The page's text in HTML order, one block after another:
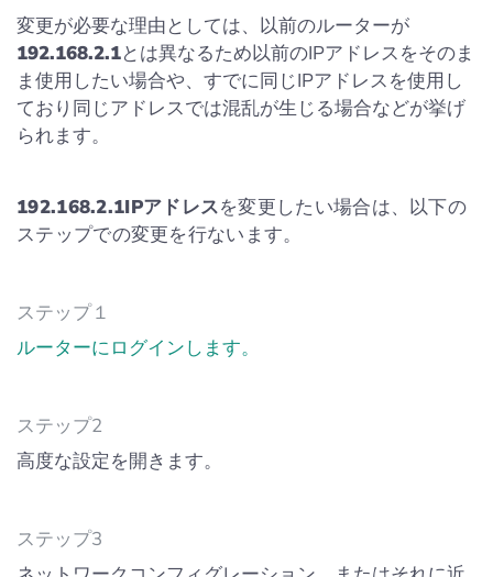
変更が必要な理由としては、以前のルーターが
192.168.2.1とは異なるため以前のIPアドレスをそのま
ま使用したい場合や、すでに同じIPアドレスを使用し
ており同じアドレスでは混乱が生じる場合などが挙げ
られます。
192.168.2.1IPアドレスを変更したい場合は、以下の
ステップでの変更を行ないます。
ステップ１
ルーターにログインします。
ステップ2
高度な設定を開きます。
ステップ3